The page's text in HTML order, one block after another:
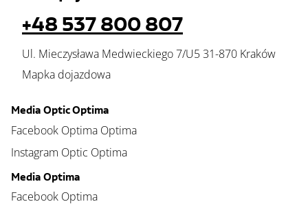
+48 537 800 807
Ul. Mieczysława Medwieckiego 7/U5 31-870 Kraków
Mapka dojazdowa
Media Optima
Facebook Optima
Media Optic Optima
Facebook Optima Optima
Instagram Optic Optima